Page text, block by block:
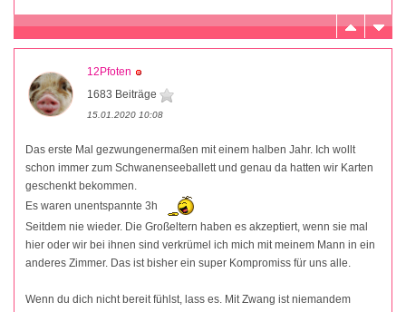
12Pfoten
1683 Beiträge
15.01.2020 10:08
Das erste Mal gezwungenermaßen mit einem halben Jahr. Ich wollt
schon immer zum Schwanenseeballett und genau da hatten wir Karten
geschenkt bekommen.
Es waren unentspannte 3h
Seitdem nie wieder. Die Großeltern haben es akzeptiert, wenn sie mal
hier oder wir bei ihnen sind verkrümel ich mich mit meinem Mann in ein
anderes Zimmer. Das ist bisher ein super Kompromiss für uns alle.
Wenn du dich nicht bereit fühlst, lass es. Mit Zwang ist niemandem